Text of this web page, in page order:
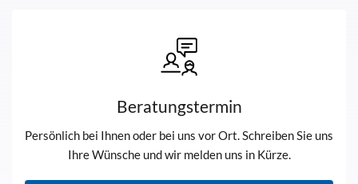
Beratungstermin
Persönlich bei Ihnen oder bei uns vor Ort. Schreiben Sie uns
Ihre Wünsche und wir melden uns in Kürze.